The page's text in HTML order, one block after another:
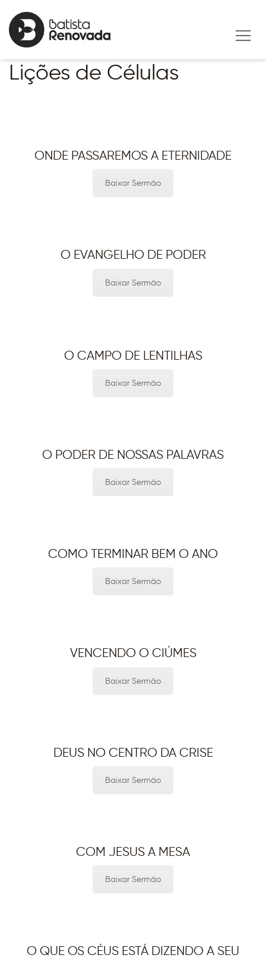
Lições de Células
ONDE PASSAREMOS A ETERNIDADE
Baixar Sermão
O EVANGELHO DE PODER
Baixar Sermão
O CAMPO DE LENTILHAS
Baixar Sermão
O PODER DE NOSSAS PALAVRAS
Baixar Sermão
COMO TERMINAR BEM O ANO
Baixar Sermão
VENCENDO O CIÚMES
Baixar Sermão
DEUS NO CENTRO DA CRISE
Baixar Sermão
COM JESUS A MESA
Baixar Sermão
O QUE OS CÉUS ESTÁ DIZENDO A SEU